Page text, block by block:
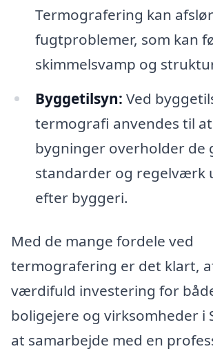
Termografering kan
fugtproblemer, som kan
skimmelsvamp og
Byggetilsyn: Ved
termografi anvendes til
bygninger overholder de
standarder og regelværk
efter byggeri.
Med de mange fordele ved
termografering er det klart,
værdifuld investering for
boligejere og virksomheder i
at samarbejde med en